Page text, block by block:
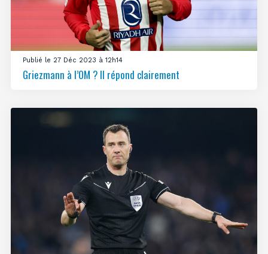
Publié le 27 Déc 2023 à 12h14
Griezmann à l’OM ? Il répond clairement